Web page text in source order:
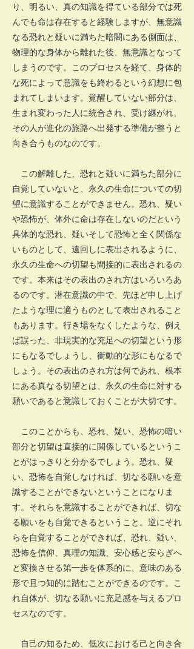
り、明るい、真の知識を得ている部分では死
んでも命は存在すると経験しますが、無意識
なる恐れと疑いに満ちた暗闇にある側面は、
物理的な身体から離れた後、無意識となって
しまうのです。このプロセスを経て、身体的
な死によって意識をも終わるという幻想に包
まれてしまいます。覚醒していない部分は、
生まれ変わった人に統合され、受け継がれ、
その人が進化の旅路へ出発する準備が整うと
向き合うものなのです。
この解離した、恐れと疑いに満ちた部分に
自覚していないと、永久の生命についての切
望に意識することができません。恐れ、疑い
や恐怖が、体外に命は存在しないのだという
具体的な恐れ、疑いそして恐怖と全く関係な
いものとして、遠回しに表出されるように、
永久の生命への切望も間接的に表出されるの
です。本来はその表出のされ方はいろいろあ
るのです。潜在意識の中で、先ほど申し上げ
たような理に適うものとして表出されること
もあります。行き場をなくしたような、例え
ば誤った、非現実的な充足への切望という形
にもなるでしょうし、衝動的な形にもなるで
しょう。その表出のされ方は何であれ、根本
にある真なる切望とは、永久の生命に対する
願いであると意識しておくことが大切です。
このことからも、恐れ、疑い、恐怖の暗い
部分と切望は直接的に関係しているというこ
とがはっきりと分かるでしょう。恐れ、疑
い、恐怖を自覚しなければ、切なる願いを意
識することができないということになりま
す。それらを意識することができれば、切な
る願いをも自覚できるということ。逆にそれ
らを自覚することができれば、恐れ、疑い、
恐怖を信仰、真理の知識、安心感と安らぎへ
と変換させる第一歩を体系的に、意味のある
形で且つ知的に踏むことができるのです。こ
れ自体が、切なる願いに充足感を与えるプロ
セスなのです。
自己の知るため、低次における己と向き合